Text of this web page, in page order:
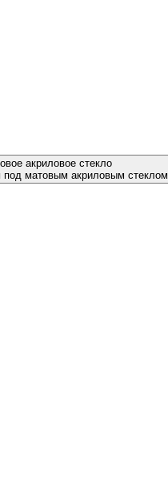
акриловое стекло
под матовым акриловым стеклом